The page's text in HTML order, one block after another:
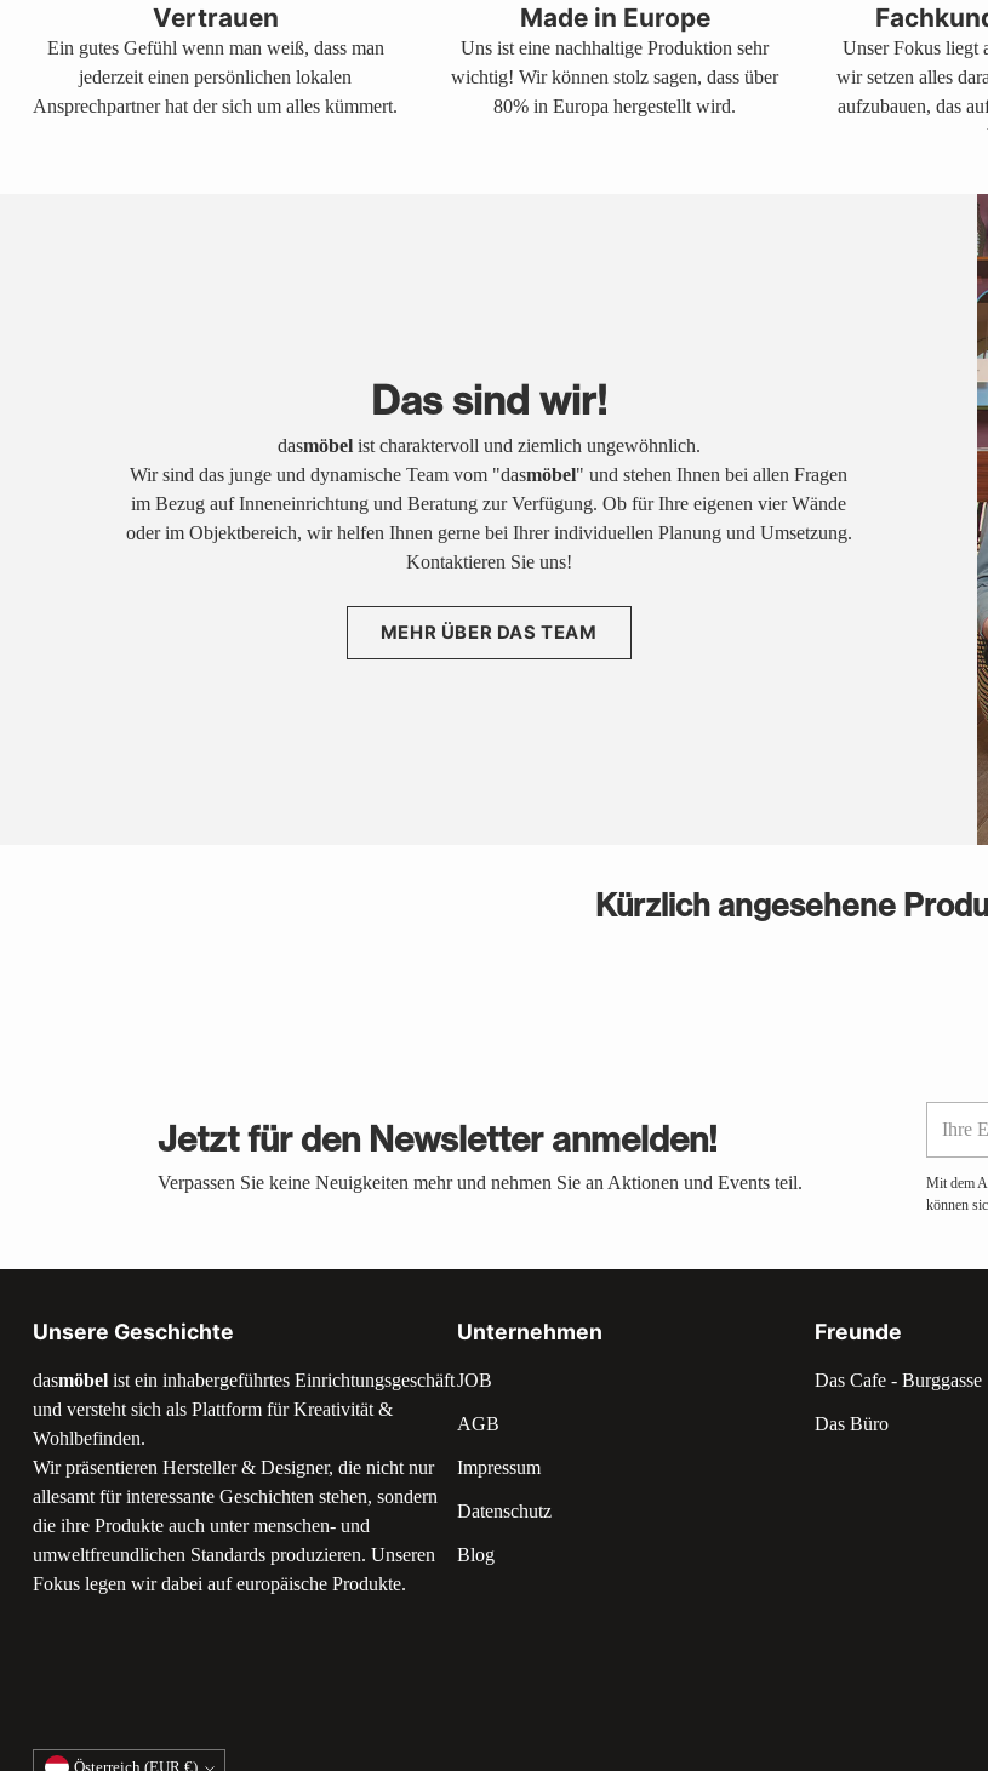
Vertrauen
Ein gutes Gefühl wenn man weiß, dass man
jederzeit einen persönlichen lokalen
Ansprechpartner hat der sich um alles kümmert.
Made in Europe
Uns ist eine nachhaltige Produktion sehr
wichtig! Wir können stolz sagen, dass über
80% in Europa hergestellt wird.
Unser Fokus liegt
wir setzen alles
aufzubauen, das
Das sind wir!
dasmöbelist charaktervoll und ziemlich ungewöhnlich.
Wir sind das junge und dynamische Team vom "dasmöbel" und stehen Ihnen bei allen Fragen
im Bezug auf Inneneinrichtung und Beratung zur Verfügung. Ob für Ihre eigenen vier Wände
oder im Objektbereich, wir helfen Ihnen gerne bei Ihrer individuellen Planung und Umsetzung.
Kontaktieren Sie uns!
MEHR ÜBER DAS TEAM
Kürzlich angesehene
Jetzt für den Newsletter anmelden!
Verpassen Sie keine Neuigkeiten mehr und nehmen Sie an Aktionen und Events teil.
Mail
Mit dem
können
Unsere Geschichte
dasmöbel ist ein inhabergeführtes Einrichtungsgeschäft
und versteht sich als Plattform für Kreativität &
Wohlbefinden.
Wir präsentieren Hersteller & Designer, die nicht nur
allesamt für interessante Geschichten stehen, sondern
die ihre Produkte auch unter menschen- und
umweltfreundlichen Standards produzieren. Unseren
Fokus legen wir dabei auf europäische Produkte.
Unternehmen
JOB
AGB
Impressum
Datenschutz
Blog
Freunde
Das Cafe - Burggasse
Das Büro
Währung Österreich (EUR €)